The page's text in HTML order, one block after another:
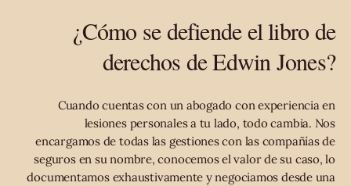
¿Cómo se defiende el libro de
derechos de Edwin Jones?
Cuando cuentas con un abogado con experiencia en
lesiones personales a tu lado, todo cambia. Nos
encargamos de todas las gestiones con las compañías de
seguros en su nombre, conocemos el valor de su caso, lo
documentamos exhaustivamente y negociamos desde una